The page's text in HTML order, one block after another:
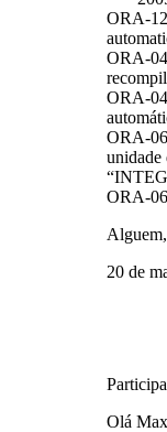
ORA-
ORA-
ORA-
ORA-
unidade
ORA-
20 de
Olá